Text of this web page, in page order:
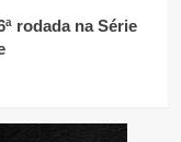
rodada na Série